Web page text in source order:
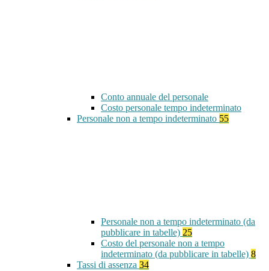
Conto annuale del personale
Costo personale tempo indeterminato
Personale non a tempo indeterminato 55
Personale non a tempo indeterminato (da
pubblicare in tabelle) 25
Costo del personale non a tempo
indeterminato (da pubblicare in tabelle) 8
Tassi di assenza 34